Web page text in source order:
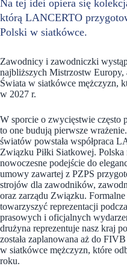
Na tej idei opiera się
którą LANCERTO
Polski w siatkówce.
Zawodnicy i zawodniczki
najbliższych Mistrzostw
Świata w siatkówce mężczyzn,
w 2027 r.
W sporcie o zwycięstwie często
to one budują pierwsze
światów powstała współpraca
Związku Piłki Siatkowej.
nowoczesne podejście do
umowy zawartej z PZPS
strojów dla zawodników,
oraz zarządu Związku.
towarzyszyć reprezentacji
prasowych i oficjalnych
drużyna reprezentuje nasz kraj
została zaplanowana aż do
w siatkówce mężczyzn, które
roku.